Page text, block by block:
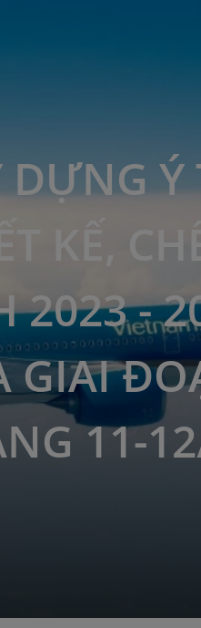
DỰNG
KẾ,
2023 -
GIAI
11-